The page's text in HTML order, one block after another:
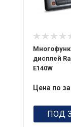
5,6 кг
дисплей
E140W
Цена по
ПОД